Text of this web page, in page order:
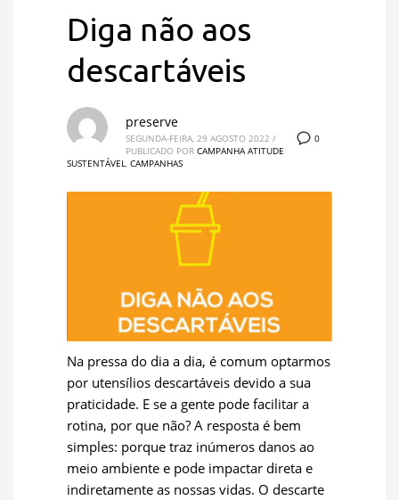
Diga não aos
descartáveis
0
preserve
SEGUNDA-FEIRA, 29 AGOSTO 2022 /
PUBLICADO POR CAMPANHA ATITUDE
SUSTENTÁVEL CAMPANHAS
Na pressa do dia a dia, é comum optarmos
por utensílios descartáveis devido a sua
praticidade. E se a gente pode facilitar a
rotina, por que não? A resposta é bem
simples: porque traz inúmeros danos ao
meio ambiente e pode impactar direta e
indiretamente as nossas vidas. O descarte